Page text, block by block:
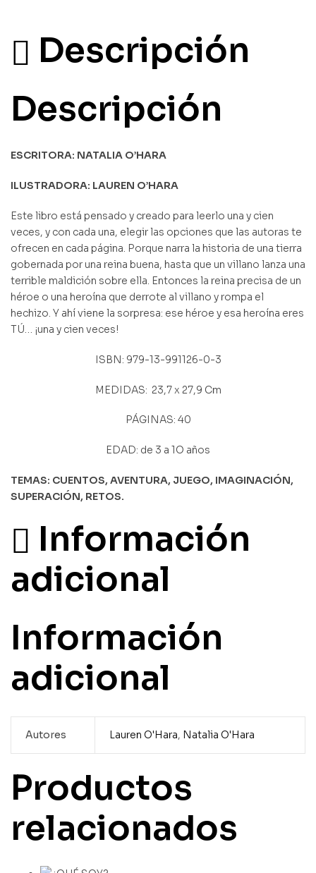
Descripción
Descripción
ESCRITORA: NATALIA O’HARA
ILUSTRADORA: LAUREN O’HARA
Este libro está pensado y creado para leerlo una y cien
veces, y con cada una, elegir las opciones que las autoras te
ofrecen en cada página. Porque narra la historia de una tierra
gobernada por una reina buena, hasta que un villano lanza una
terrible maldición sobre ella. Entonces la reina precisa de un
héroe o una heroína que derrote al villano y rompa el
hechizo. Y ahí viene la sorpresa: ese héroe y esa heroína eres
TÚ… ¡una y cien veces!
ISBN: 979-13-991126-0-3
MEDIDAS: 23,7 x 27,9 Cm
PÁGINAS: 40
EDAD: de 3 a 1O años
TEMAS: CUENTOS, AVENTURA, JUEGO, IMAGINACIÓN,
SUPERACIÓN, RETOS.
Información
adicional
Información
adicional
Autores Lauren O'Hara, Natalia O'Hara
Productos
relacionados